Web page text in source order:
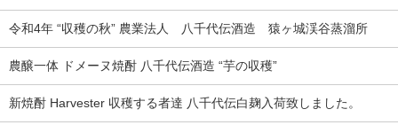
令和4年 “収穫の秋” 農業法人 八千代伝酒造 猿ヶ城渓谷蒸溜所
農醸一体 ドメーヌ焼酎 八千代伝酒造 “芋の収穫”
新焼酎 Harvester 収穫する者達 八千代伝白麹入荷致しました。